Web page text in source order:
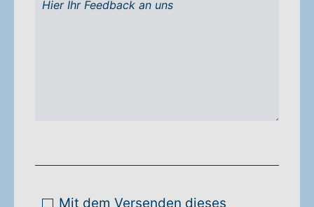
Mit dem Versenden dieses